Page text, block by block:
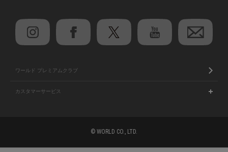
ワールド プレミアムクラブ
カスタマーサービス
© WORLD CO., LTD.